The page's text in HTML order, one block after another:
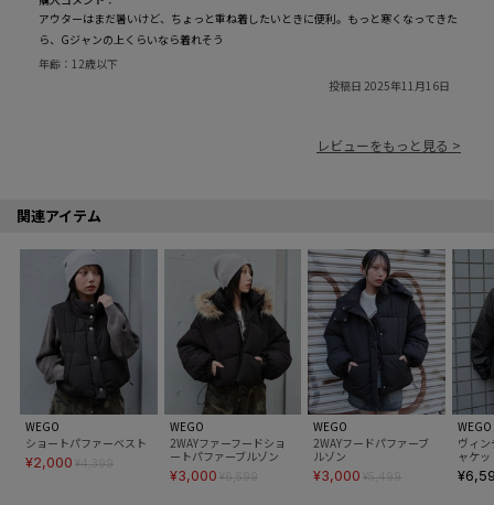
投稿日 2025年11月16日
年齢： 12歳以下
アウターはまだ暑いけど、ちょっと重ね着したいときに便利。もっと寒くなってきた
ら、Gジャンの上くらいなら着れそう
レビューをもっと見る >
関連アイテム
WEGO
ショートパファーベスト
¥2,000 ¥4,399
WEGO
2WAYファーフードショ
ートパファーブルゾン
¥3,000 ¥6,599
WEGO
2WAYフードパファーブ
ルゾン
¥3,000 ¥5,499
WEGO
ヴィ
ャケッ